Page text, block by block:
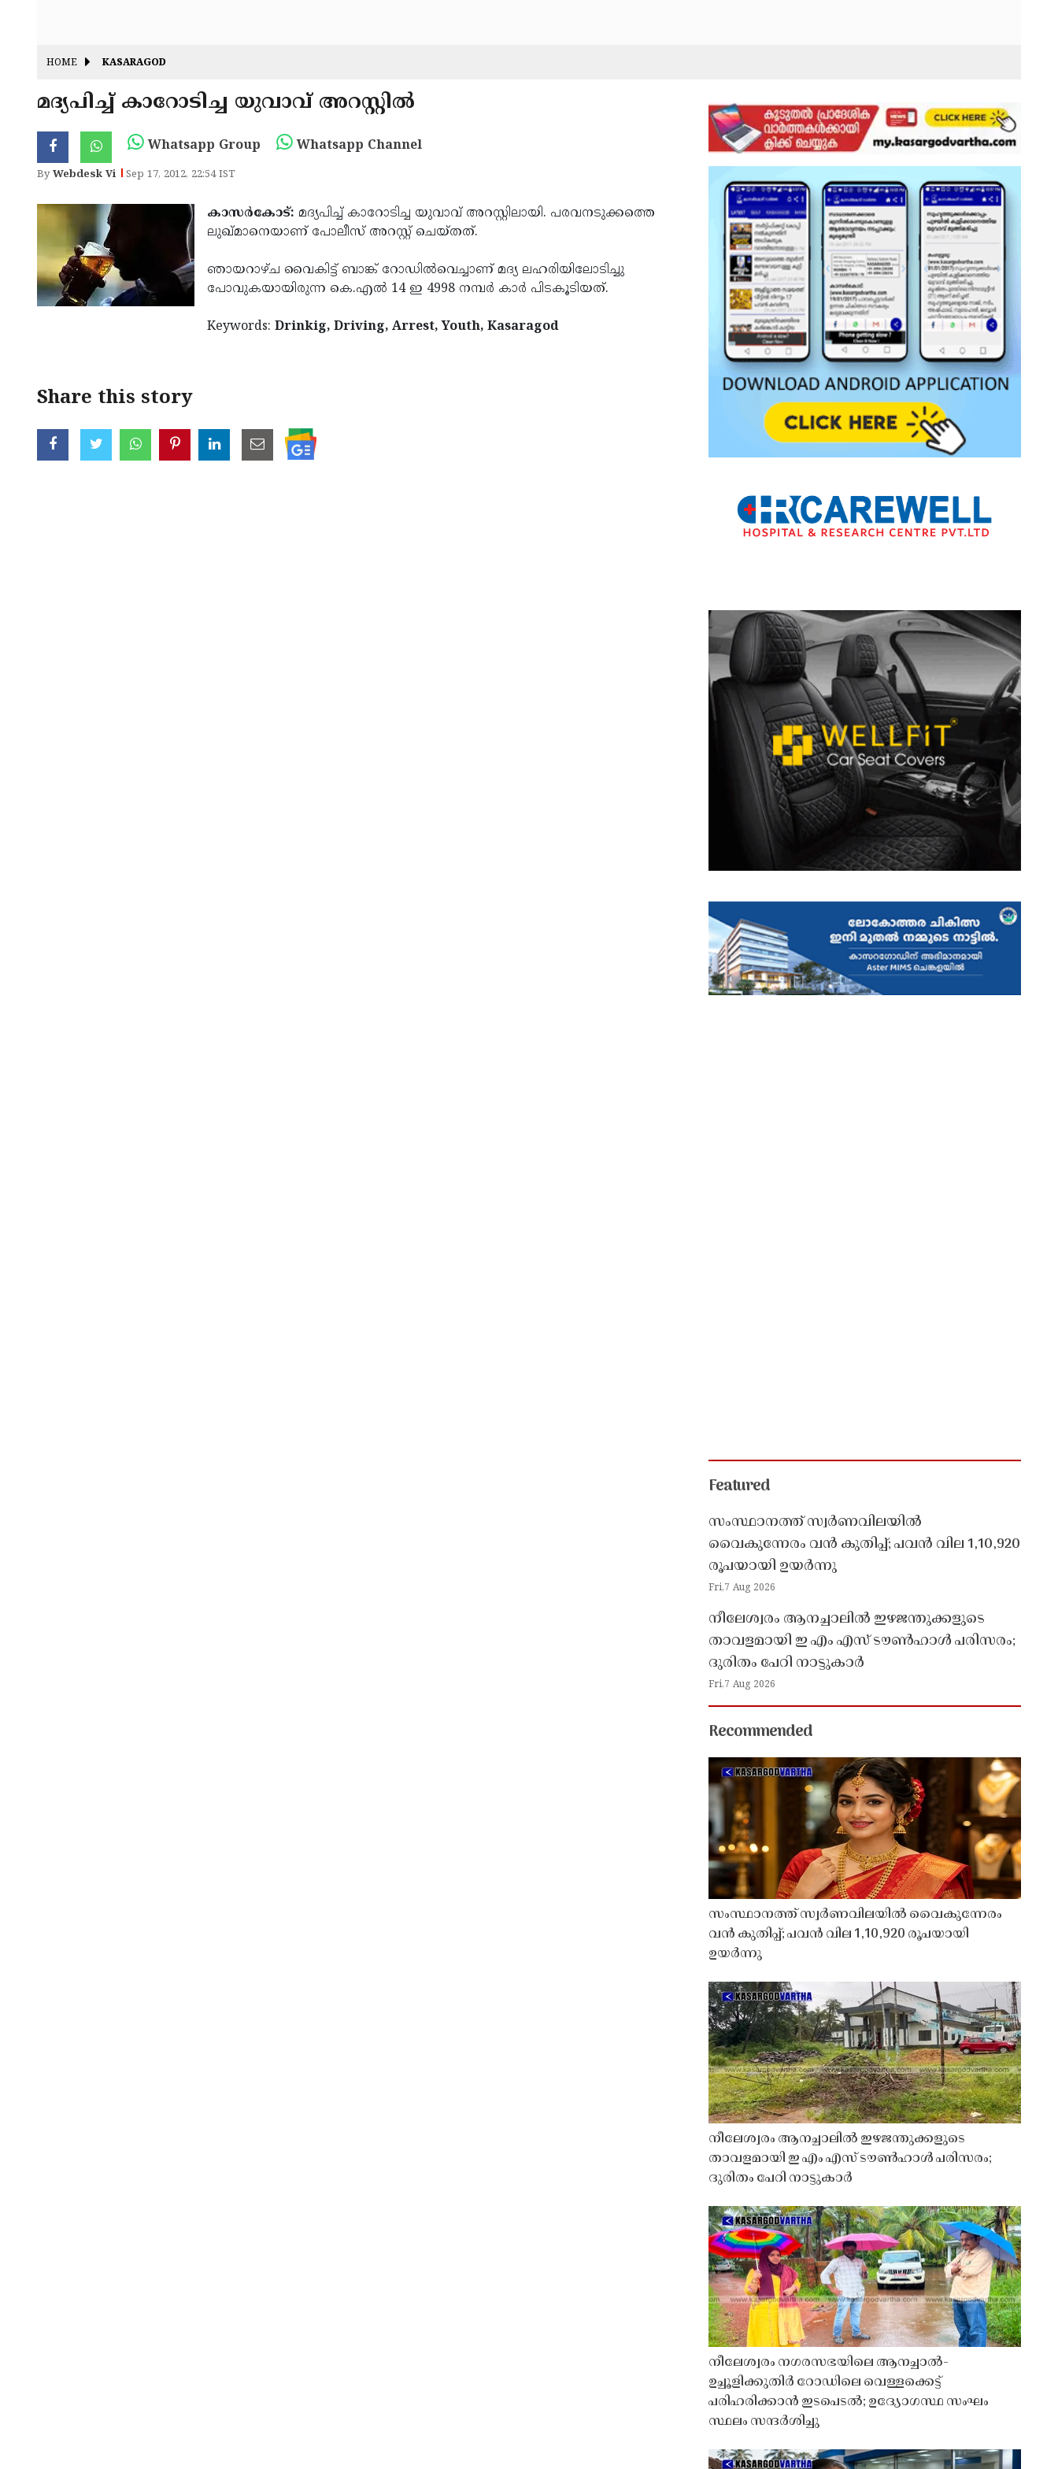
HOME KASARAGOD
മദ്യപിച്ച് കാറോടിച്ച യുവാവ് അറസ്റ്റില്‍
Whatsapp Group Whatsapp Channel
ByWebdesk Vi Sep 17, 2012, 22:54 IST
കാസര്‍കോട്: മദ്യപിച്ച് കാറോടിച്ച യുവാവ് അറസ്റ്റിലായി. പരവനടുക്കത്തെ
ലുഖ്മാനെയാണ് പോലീസ് അറസ്റ്റ് ചെയ്തത്.
ഞായറാഴ്ച വൈകിട്ട് ബാങ്ക് റോഡില്‍വെച്ചാണ് മദ്യ ലഹരിയിലോടിച്ചു
പോവുകയായിരുന്ന കെ.എല്‍ 14 ഇ 4998 നമ്പര്‍ കാര്‍ പിടകൂടിയത്.
Keywords: Drinkig, Driving, Arrest, Youth, Kasaragod
Share this story
Featured
സംസ്ഥാനത്ത് സ്വർണവിലയിൽ
വൈകുന്നേരം വൻ കുതിപ്പ്; പവൻ വില 1,10,920
രൂപയായി ഉയർന്നു
Fri,7 Aug 2026
നീലേശ്വരം ആനച്ചാലിൽ ഇഴജന്തുക്കളുടെ
താവളമായി ഇ എം എസ് ടൗൺഹാൾ പരിസരം;
ദുരിതം പേറി നാട്ടുകാർ
Fri,7 Aug 2026
Recommended
സംസ്ഥാനത്ത് സ്വർണവിലയിൽ വൈകുന്നേരം
വൻ കുതിപ്പ്; പവൻ വില 1,10,920 രൂപയായി
ഉയർന്നു
നീലേശ്വരം ആനച്ചാലിൽ ഇഴജന്തുക്കളുടെ
താവളമായി ഇ എം എസ് ടൗൺഹാൾ പരിസരം;
ദുരിതം പേറി നാട്ടുകാർ
നീലേശ്വരം നഗരസഭയിലെ ആനച്ചാൽ-
ഉച്ചൂളിക്കുതിർ റോഡിലെ വെള്ളക്കെട്ട്
പരിഹരിക്കാൻ ഇടപെടൽ; ഉദ്യോഗസ്ഥ സംഘം
സ്ഥലം സന്ദർശിച്ചു